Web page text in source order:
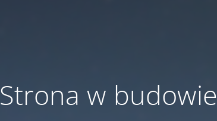
Strona w budowie